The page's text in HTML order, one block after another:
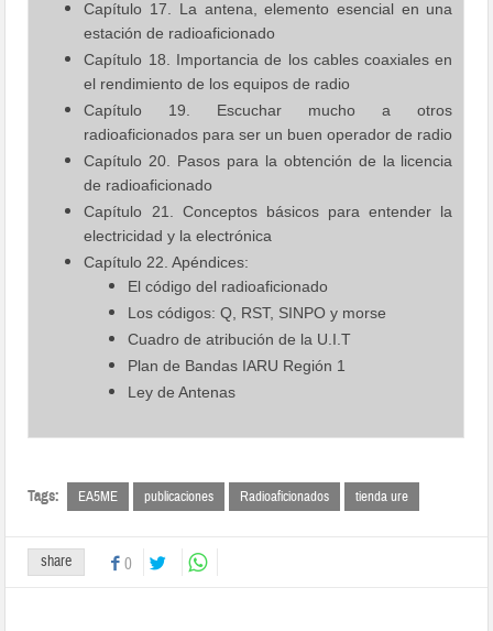
Capítulo 17. La antena, elemento esencial en una
estación de radioaficionado
Capítulo 18. Importancia de los cables coaxiales en
el rendimiento de los equipos de radio
Capítulo 19. Escuchar mucho a otros
radioaficionados para ser un buen operador de radio
Capítulo 20. Pasos para la obtención de la licencia
de radioaficionado
Capítulo 21. Conceptos básicos para entender la
electricidad y la electrónica
Capítulo 22. Apéndices:
El código del radioaficionado
Los códigos: Q, RST, SINPO y morse
Cuadro de atribución de la U.I.T
Plan de Bandas IARU Región 1
Ley de Antenas
Tags: EA5ME publicaciones Radioaficionados tienda ure
share 0